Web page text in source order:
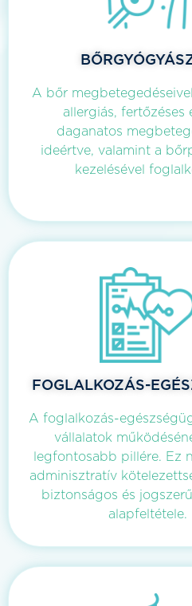
A bőr
allergiás, fertőzéses
daganatos
ideértve, valamint a
kezelésével
FOGLALKOZÁS-
A foglalkozás-
vállalatok
legfontosabb pillére. Ez
adminisztratív
biztonságos és
alapfeltétele.